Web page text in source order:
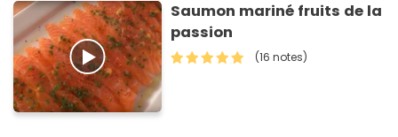
Saumon mariné fruits de la
passion
(16 notes)